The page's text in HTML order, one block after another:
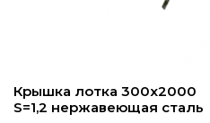
Крышка лотка 300х2000
S=1,2 нержавеющая сталь